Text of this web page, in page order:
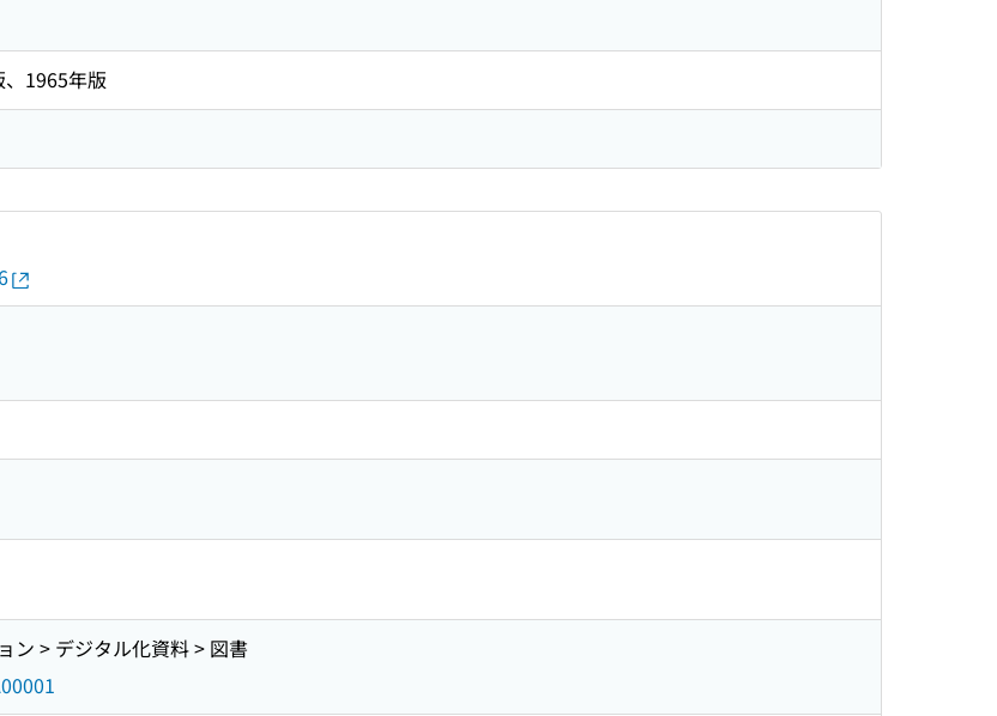
1965年版
ン > デジタル化資料 > 図書